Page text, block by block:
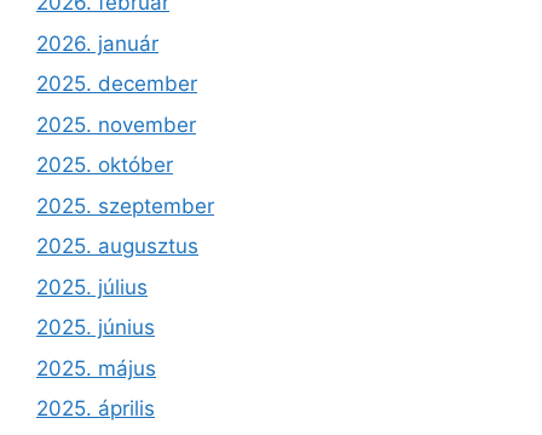
2026. január
2025. december
2025. november
2025. október
2025. szeptember
2025. augusztus
2025. július
2025. június
2025. május
2025. április